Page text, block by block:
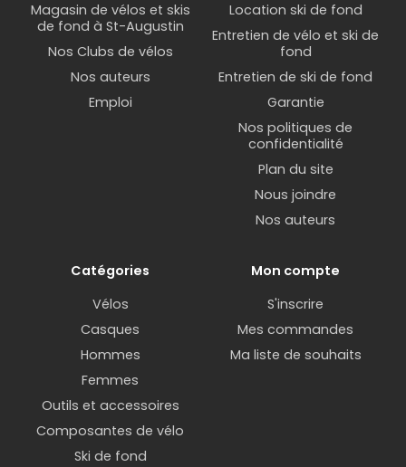
Magasin de vélos et skis
de fond à St-Augustin
Nos Clubs de vélos
Nos auteurs
Emploi
Location ski de fond
Entretien de vélo et ski de
fond
Entretien de ski de fond
Garantie
Nos politiques de
confidentialité
Plan du site
Nous joindre
Nos auteurs
Catégories
Vélos
Casques
Hommes
Femmes
Outils et accessoires
Composantes de vélo
Ski de fond
Mon compte
S'inscrire
Mes commandes
Ma liste de souhaits